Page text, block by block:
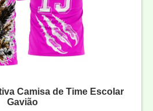
Camisa de Time Escolar
Gavião